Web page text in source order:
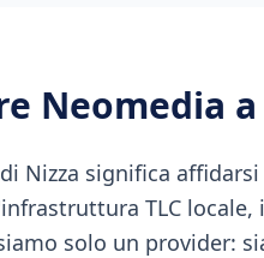
Neomedia a
Nizza significa
TLC locale,
solo un provider: